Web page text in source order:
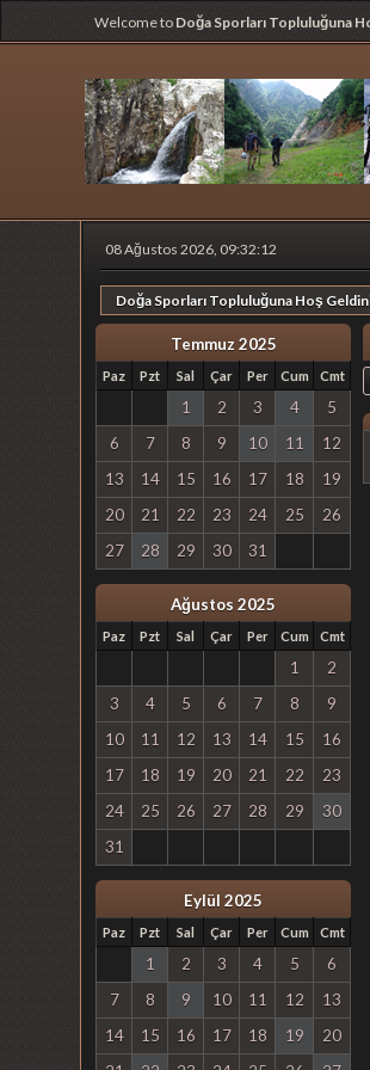
Welcome to Doğa Sporları Topluluğuna
08 Ağustos 2026, 09:32:12
Doğa Sporları Topluluğuna Hoş
Temmuz 2025
Paz Pzt Sal Çar Per Cum Cmt
1 2 3 4
5
6
7 8 9 10 11
12
13
14 15 16 17 18
19
20
21 22 23 24 25
26
27
28 29 30 31
Ağustos 2025
Paz Pzt Sal Çar Per Cum Cmt
1
2
3
4 5 6 7 8
9
10
11 12 13 14 15
16
17
18 19 20 21 22
23
24
25 26 27 28 29
30
31
Eylül 2025
Paz Pzt Sal Çar Per Cum Cmt
1 2 3 4 5
6
7
8 9 10 11 12
13
14
15 16 17 18 19
20